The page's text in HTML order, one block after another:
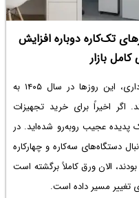
پرینترهای تک‌کاره دوباره افزایش
بازار
پرینتر تک کاره لیزری و مدل‌های ساده اداری، این روزها در سال ۱۴۰۵ به
اگر اخیراً برای خرید تجهیزات
پدیده عجیب روبه‌رو شده‌اید. در
دستگاه‌های سه‌کاره و چهارکاره
الان ورق کاملاً برگشته است
تغییر مسیر داده است.